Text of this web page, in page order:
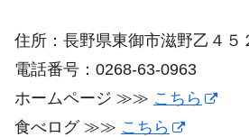
住所：長野県東御市滋野乙４５
電話番号：0268-63-0963
ホームページ ≫≫ こちら
食べログ ≫≫ こちら